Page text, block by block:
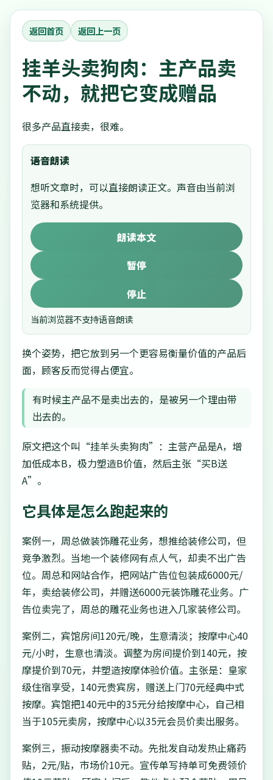
返回首页 返回上一页
挂羊头卖狗肉：主产品卖
不动，就把它变成赠品
很多产品直接卖，很难。
语音朗读
想听文章时，可以直接朗读正文。声音由当前浏
览器和系统提供。
朗读本文
暂停
停止
当前浏览器不支持语音朗读
换个姿势，把它放到另一个更容易衡量价值的产品后
面，顾客反而觉得占便宜。
有时候主产品不是卖出去的，是被另一个理由带
出去的。
原文把这个叫“挂羊头卖狗肉”：主营产品是A，增
加低成本B，极力塑造B价值，然后主张“买B送
A”。
它具体是怎么跑起来的
案例一，周总做装饰雕花业务，想推给装修公司，但
竞争激烈。当地一个装修网有点人气，却卖不出广告
位。周总和网站合作，把网站广告位包装成6000元/
年，卖给装修公司，并赠送6000元装饰雕花业务。广
告位卖完了，周总的雕花业务也进入几家装修公司。
案例二，宾馆房间120元/晚，生意清淡；按摩中心40
元/小时，生意也清淡。调整为房间提价到140元，按
摩提价到70元，并塑造按摩体验价值。主张是：皇家
级住宿享受，140元贵宾房，赠送上门70元经典中式
按摩。宾馆把140元中的35元分给按摩中心，自己相
当于105元卖房，按摩中心以35元会员价卖出服务。
案例三，振动按摩器卖不动。先批发自动发热止痛药
贴，2元/贴，市场价10元。宣传单写持单可免费领价